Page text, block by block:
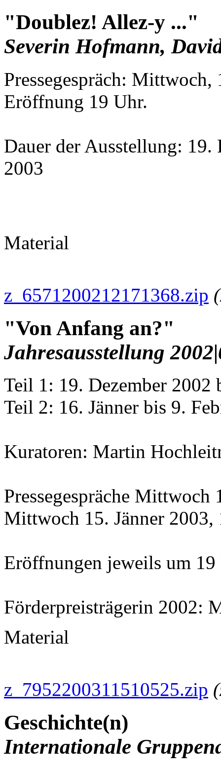
"Doublez! Allez-y ..."
Severin Hofmann,
Pressegespräch:
Eröffnung 19 Uhr.
Dauer der Ausstellung: 19.
2003
Material
z_6571200212171368.zip
"Von Anfang an?"
Jahresausstellung
Teil 1: 19. Dezember 2002
Teil 2: 16. Jänner bis 9.
Kuratoren: Martin
Pressegespräche
Mittwoch 15. Jänner 2003,
Eröffnungen jeweils um
Förderpreisträgerin 2002:
Material
z_7952200311510525.zip
Geschichte(n)
Internationale